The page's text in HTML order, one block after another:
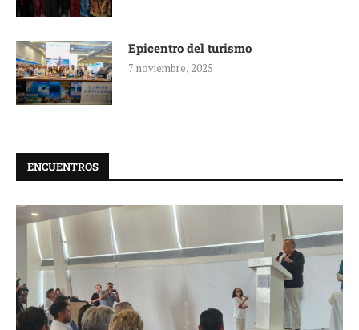
Epicentro del turismo
7 noviembre, 2025
ENCUENTROS